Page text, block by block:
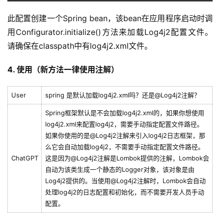
此配置创建一个Spring bean，该bean在应用程序启动时调
用Configurator.initialize()方法来加载Log4j2配置文件。
请确保在classpath中有log4j2.xml文件。
4. 使用（新方法一律使用注解）
User spring 是默认加载log4j2.xml吗？还是@Log4j2注解？
ChatGPT
Spring框架默认是不会加载log4j2.xml的，如果你想使用
log4j2.xml来配置log4j2，需要手动指定配置文件路径。
如果你使用的是@Log4j2注解来引入log4j2日志框架，那
么它会自动加载log4j2，不需要手动指定配置文件路径。
这是因为@Log4j2注解是Lombok提供的注解，Lombok会
自动为该类生成一个静态的Logger对象，该对象是由
Log4j2提供的。当使用@Log4j2注解时，Lombok会自动
处理log4j2的日志配置和初始化，而不需要开发人员手动
配置。